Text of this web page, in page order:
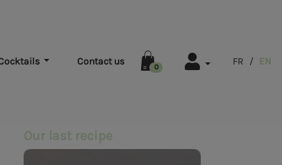
Contact us 0 FR / EN
Our last recipe